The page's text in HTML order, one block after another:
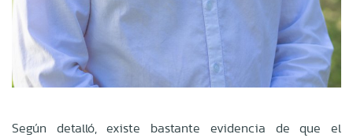
Según detalló, existe bastante evidencia de que el